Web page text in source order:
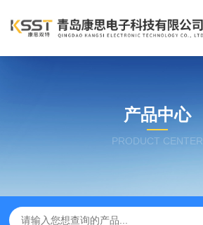
产品中心
PRODUCT CENTER